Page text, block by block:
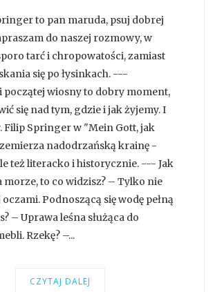
to pan maruda, psuj dobrej
do naszej rozmowy, w
tarć i chropowatości, zamiast
się po łysinkach. ---
początej wiosny to dobry moment,
się nad tym, gdzie i jak żyjemy. I
Filip Springer w "Mein Gott, jak
nadodrzańską krainę -
też literacko i historycznie. --- Jak
morze, to co widzisz? – Tylko nie
Podnoszącą się wodę pełną
– Uprawa leśna służąca do
Rzekę? –...
CZYTAJ DALEJ